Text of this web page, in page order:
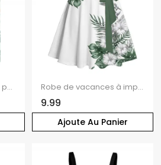
Chemise de vacances pour homme pour la plage, chemise boutonnée à imprimé floral et feuilles d'hibiscus
Ajoute Au Panier
Robe de vacances à imprimé fleuri et feuilles, mini-robe froncée avec ceinture
9.99